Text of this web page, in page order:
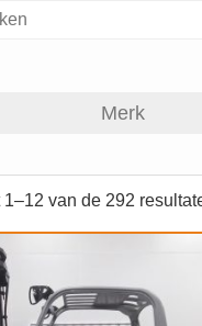
Merk
1–12 van de 292